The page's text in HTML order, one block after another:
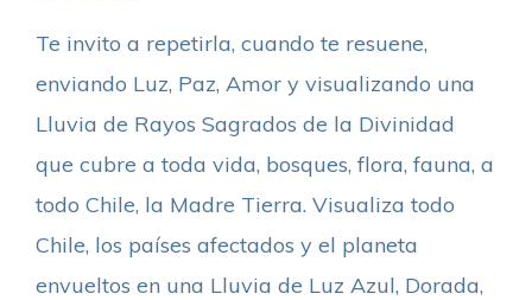
Te invito a repetirla, cuando te resuene,
enviando Luz, Paz, Amor y visualizando una
Lluvia de Rayos Sagrados de la Divinidad
que cubre a toda vida, bosques, flora, fauna, a
todo Chile, la Madre Tierra. Visualiza todo
Chile, los países afectados y el planeta
envueltos en una Lluvia de Luz Azul, Dorada,